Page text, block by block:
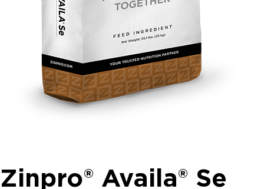
Zinpro® Availa® Se